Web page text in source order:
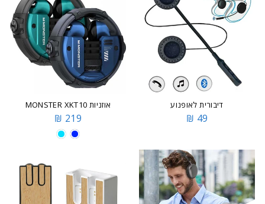
דיבורית לאופנוע
49 ₪
אוזניות MONSTER XKT10
219 ₪